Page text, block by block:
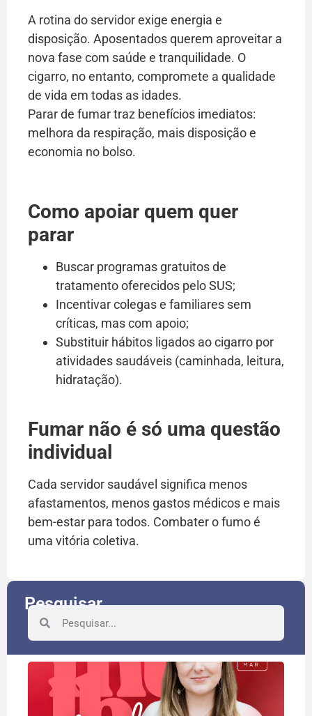
A rotina do servidor exige energia e
disposição. Aposentados querem aproveitar a
nova fase com saúde e tranquilidade. O
cigarro, no entanto, compromete a qualidade
de vida em todas as idades.
Parar de fumar traz benefícios imediatos:
melhora da respiração, mais disposição e
economia no bolso.
Como apoiar quem quer
parar
Buscar programas gratuitos de
tratamento oferecidos pelo SUS;
Incentivar colegas e familiares sem
críticas, mas com apoio;
Substituir hábitos ligados ao cigarro por
atividades saudáveis (caminhada, leitura,
hidratação).
Fumar não é só uma questão
individual
Cada servidor saudável significa menos
afastamentos, menos gastos médicos e mais
bem-estar para todos. Combater o fumo é
uma vitória coletiva.
Pesquisar